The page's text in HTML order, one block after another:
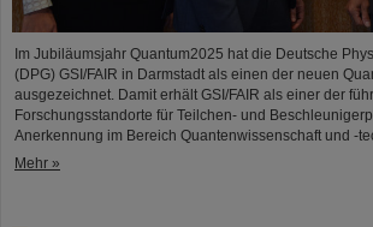
Im Jubiläumsjahr Quantum2025 hat die Deutsche
(DPG) GSI/FAIR in Darmstadt als einen der neuen
ausgezeichnet. Damit erhält GSI/FAIR als einer der
Forschungsstandorte für Teilchen- und
Anerkennung im Bereich Quantenwissenschaft und -
Mehr »